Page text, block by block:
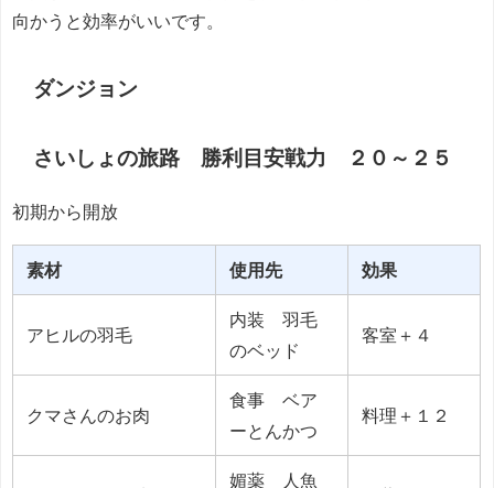
向かうと効率がいいです。
ダンジョン
さいしょの旅路 勝利目安戦力 ２０～２５
初期から開放
素材 使用先 効果
アヒルの羽毛
内装 羽毛
のベッド
客室＋４
クマさんのお肉
食事 ベア
ーとんかつ
料理＋１２
媚薬 人魚